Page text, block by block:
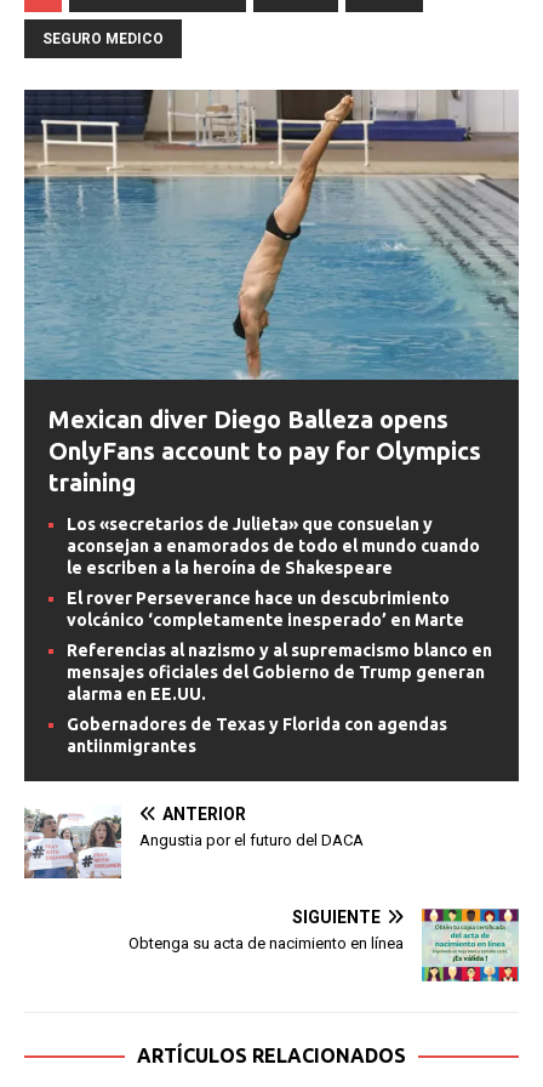
SEGURO MEDICO
Mexican diver Diego Balleza opens
OnlyFans account to pay for Olympics
training
Los «secretarios de Julieta» que consuelan y
aconsejan a enamorados de todo el mundo cuando
le escriben a la heroína de Shakespeare
El rover Perseverance hace un descubrimiento
volcánico ‘completamente inesperado’ en Marte
Referencias al nazismo y al supremacismo blanco en
mensajes oficiales del Gobierno de Trump generan
alarma en EE.UU.
Gobernadores de Texas y Florida con agendas
antiinmigrantes
ANTERIOR
Angustia por el futuro del DACA
SIGUIENTE
Obtenga su acta de nacimiento en línea
ARTÍCULOS RELACIONADOS